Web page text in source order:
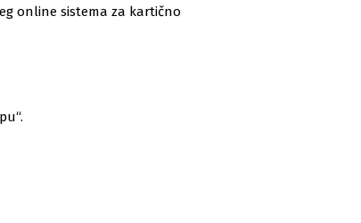
online sistema za kartično